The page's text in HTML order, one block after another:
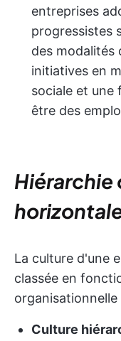
entreprises
progressistes
des modalités
initiatives en
sociale et
être des
Hiérarchie
La culture d'une
classée en
organisationnelle
Culture